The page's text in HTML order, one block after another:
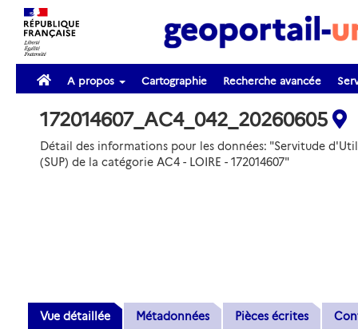
A propos Cartographie Recherche avancée
172014607_AC4_042_20260605
Détail des informations pour les données: "Servitude
(SUP) de la catégorie AC4 - LOIRE - 172014607"
Vue détaillée Métadonnées Pièces écrites